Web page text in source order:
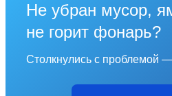
Не убран мусор,
не горит фонарь?
Столкнулись с проблемой